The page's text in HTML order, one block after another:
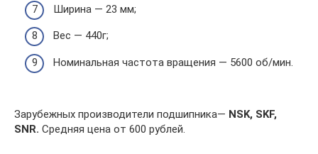
Ширина — 23 мм;
Вес — 440г;
Номинальная частота вращения — 5600 об/мин.
Зарубежных производители подшипника— NSK, SKF,
SNR. Средняя цена от 600 рублей.